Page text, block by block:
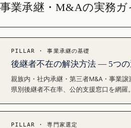
事業承継・M&Aの実務ガ
PILLAR · 事業承継の基礎
後継者不在の解決方法 — 5つ
親族内・社内承継・第三者M&A・事業
県別後継者不在率、公的支援窓口を網羅
PILLAR · 専門家選定